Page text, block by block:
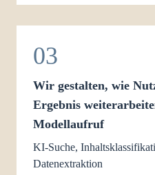
03
Wir gestalten, wie
Ergebnis
Modellaufruf
KI-Suche,
Datenextraktion